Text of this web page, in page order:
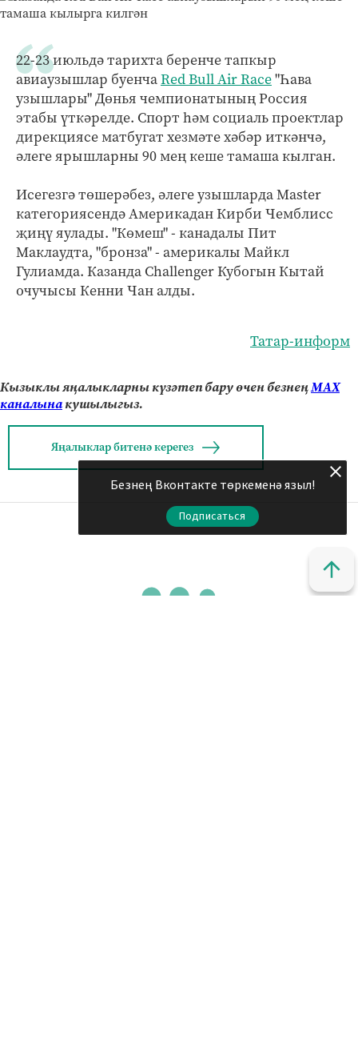
22-23 июльдә тарихта беренче тапкыр
авиаузышлар буенчаRed Bull Air Race"Һава
узышлары" Дөнья чемпионатының Россия
этабы үткәрелде. Спорт һәм социаль проектлар
дирекциясе матбугат хезмәте хәбәр иткәнчә,
әлеге ярышларны 90 мең кеше тамаша кылган.
Исегезгә төшерәбез, әлеге узышларда Master
категориясендә Америкадан Кирби Чемблисс
җиңү яулады. "Көмеш" - канадалы Пит
Маклаудта, "бронза" - америкалы Майкл
Гулиамда. Казанда Challenger Кубогын Кытай
очучысы Кенни Чан алды.
Татар-информ
Кызыклы яңалыкларны күзәтеп бару өчен безнеңМАХ
каналынакушылыгыз.
Яңалыклар битенә керегез
Безнең Вконтакте төркеменә языл!
Подписаться